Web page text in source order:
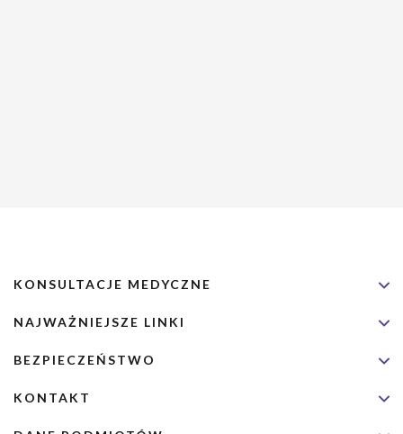
KONSULTACJE MEDYCZNE
NAJWAŻNIEJSZE LINKI
BEZPIECZEŃSTWO
KONTAKT